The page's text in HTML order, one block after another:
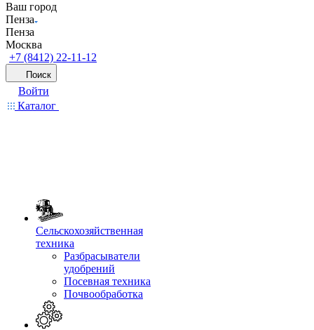
Ваш город
Пенза
Пенза
Москва
+7 (8412) 22-11-12
Поиск
Войти
Каталог
Сельскохозяйственная
техника
Разбрасыватели
удобрений
Посевная техника
Почвообработка